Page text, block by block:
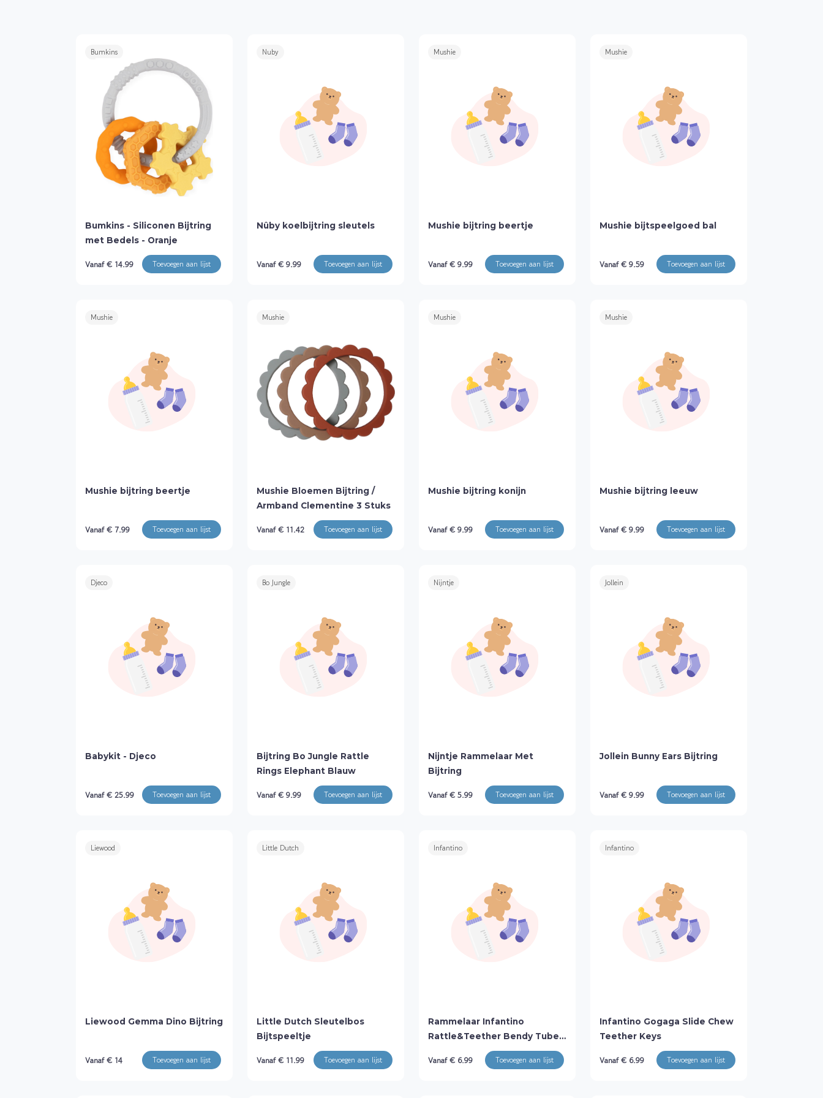
Bumkins
Bumkins - Siliconen Bijtring
met Bedels - Oranje
Vanaf € 14.99 Toevoegen aan lijst
Nuby
Nûby koelbijtring sleutels
Vanaf € 9.99 Toevoegen aan lijst
Mushie
Mushie bijtring beertje
Vanaf € 9.99 Toevoegen aan lijst
Mushie
Mushie bijtspeelgoed bal
Vanaf € 9.59 Toevoegen aan lijst
Mushie
Mushie bijtring beertje
Vanaf € 7.99 Toevoegen aan lijst
Mushie
Mushie Bloemen Bijtring /
Armband Clementine 3 Stuks
Vanaf € 11.42 Toevoegen aan lijst
Mushie
Mushie bijtring konijn
Vanaf € 9.99 Toevoegen aan lijst
Mushie
Mushie bijtring leeuw
Vanaf € 9.99 Toevoegen aan lijst
Djeco
Babykit - Djeco
Vanaf € 25.99 Toevoegen aan lijst
Bo Jungle
Bijtring Bo Jungle Rattle
Rings Elephant Blauw
Vanaf € 9.99 Toevoegen aan lijst
Nijntje
Nijntje Rammelaar Met
Bijtring
Vanaf € 5.99 Toevoegen aan lijst
Jollein
Jollein Bunny Ears Bijtring
Vanaf € 9.99 Toevoegen aan lijst
Liewood
Liewood Gemma Dino Bijtring
Vanaf € 14 Toevoegen aan lijst
Little Dutch
Little Dutch Sleutelbos
Bijtspeeltje
Vanaf € 11.99 Toevoegen aan lijst
Infantino
Rammelaar Infantino
Rattle&Teether Bendy Tubes
Vanaf € 6.99 Toevoegen aan lijst
Infantino
Infantino Gogaga Slide Chew
Teether Keys
Vanaf € 6.99 Toevoegen aan lijst